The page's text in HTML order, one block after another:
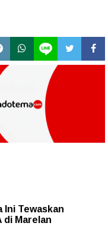
Ini Tewaskan
di Marelan